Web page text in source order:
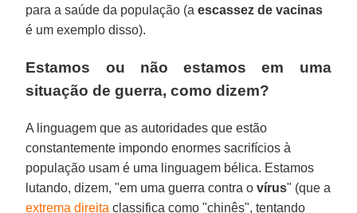
para a saúde da população (aescassez de vacinas
é um exemplo disso).
Estamos ou não estamos em uma
situação de guerra, como dizem?
A linguagem que as autoridades que estão
constantemente impondo enormes sacrifícios à
população usam é uma linguagem bélica. Estamos
lutando, dizem, "em uma guerra contra ovírus" (que a
extrema direita classifica como "chinês", tentando